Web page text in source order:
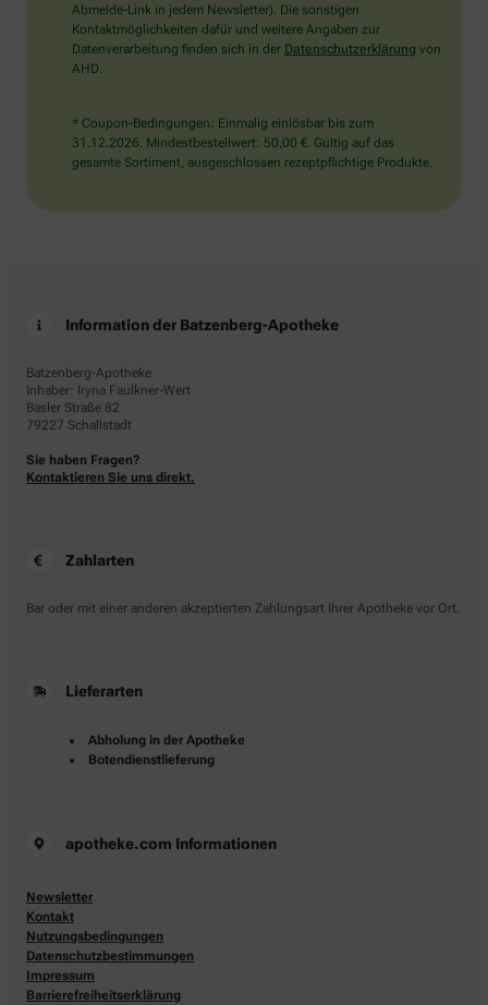
Abmelde-Link in jedem Newsletter). Die sonstigen
Kontaktmöglichkeiten dafür und weitere Angaben zur
Datenverarbeitung finden sich in der Datenschutzerklärung von
AHD.
* Coupon-Bedingungen: Einmalig einlösbar bis zum
31.12.2026. Mindestbestellwert: 50,00 €. Gültig auf das
gesamte Sortiment, ausgeschlossen rezeptpflichtige Produkte.
Information der Batzenberg-Apotheke
Batzenberg-Apotheke
Inhaber: Iryna Faulkner-Wert
Basler Straße 82
79227 Schallstadt
Sie haben Fragen?
Kontaktieren Sie uns direkt.
Zahlarten
Bar oder mit einer anderen akzeptierten Zahlungsart Ihrer Apotheke vor Ort.
Lieferarten
Abholung in der Apotheke
Botendienstlieferung
apotheke.com Informationen
Newsletter
Kontakt
Nutzungsbedingungen
Datenschutzbestimmungen
Impressum
Barrierefreiheitserklärung